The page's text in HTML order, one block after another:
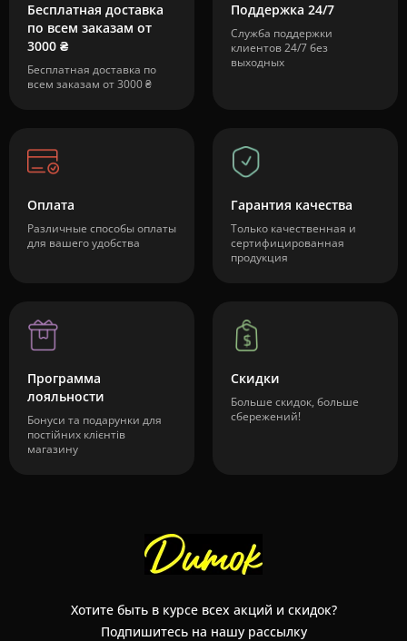
Бесплатная доставка
по всем заказам от
3000 ₴
Бесплатная доставка по
всем заказам от 3000 ₴
Поддержка 24/7
Служба поддержки
клиентов 24/7 без
выходных
Оплата
Различные способы оплаты
для вашего удобства
Гарантия качества
Только качественная и
сертифицированная
продукция
Программа
лояльности
Бонуси та подарунки для
постійних клієнтів
магазину
Скидки
Больше скидок, больше
сбережений!
Хотите быть в курсе всех акций и скидок?
Подпишитесь на нашу рассылку